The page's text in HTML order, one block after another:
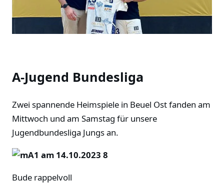
A-Jugend Bundesliga
Zwei spannende Heimspiele in Beuel Ost fanden am
Mittwoch und am Samstag für unsere
Jugendbundesliga Jungs an.
Bude rappelvoll